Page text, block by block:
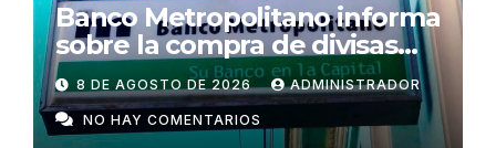
Banco Metropolitano informa
sobre la compra de divisas
para cooperativas y mipymes
privadas en Cuba
8 DE AGOSTO DE 2026 ADMINISTRADOR
NO HAY COMENTARIOS